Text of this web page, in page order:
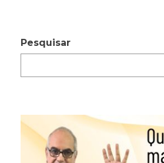
Pesquisar